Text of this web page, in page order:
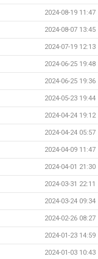
2024-08-19 11:47
2024-08-07 13:45
2024-07-19 12:13
2024-06-25 19:48
2024-06-25 19:36
2024-05-23 19:44
2024-04-24 19:12
2024-04-24 05:57
2024-04-09 11:47
2024-04-01 21:30
2024-03-31 22:11
2024-03-24 09:34
2024-02-26 08:27
2024-01-23 14:59
2024-01-03 10:43